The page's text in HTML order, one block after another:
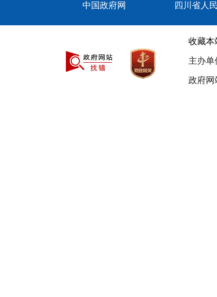
中国政府网 四川省人
收藏本
主办
政府网